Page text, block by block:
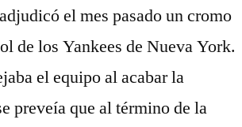
el mes pasado un cromo
de los Yankees de Nueva York.
el equipo al acabar la
preveía que al término de la